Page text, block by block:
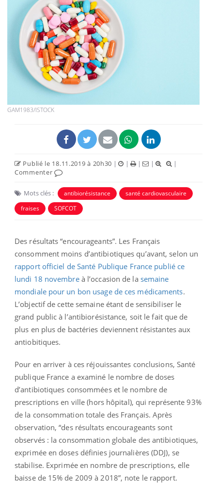
GAM1983/ISTOCK
Publié le 18.11.2019 à 20h30 | | | |
|
Commenter
Mots clés : antibiorésistance
santé cardiovasculaire
fraises
SOFCOT
Des résultats “encourageants”. Les Français
consomment moins d’antibiotiques qu’avant, selon un
rapport officiel de Santé Publique France publié ce
lundi 18 novembreà l’occasion de la semaine
mondiale pour un bon usage de ces médicaments.
L’objectif de cette semaine étant de sensibiliser le
grand public à l’antibiorésistance, soit le fait que de
plus en plus de bactéries deviennent résistantes aux
antiobitiques.
Pour en arriver à ces réjouissantes conclusions, Santé
publique France a examiné le nombre de doses
d’antibiotiques consommées et le nombre de
prescriptions en ville (hors hôpital), qui représente 93%
de la consommation totale des Français. Après
observation, “des résultats encourageants sont
observés : la consommation globale des antibiotiques,
exprimée en doses définies journalières (DDJ), se
stabilise. Exprimée en nombre de prescriptions, elle
baisse de 15% de 2009 à 2018”, note le rapport.